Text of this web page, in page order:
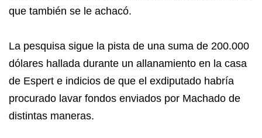
que también se le achacó.
La pesquisa sigue la pista de una suma de 200.000
dólares hallada durante un allanamiento en la casa
de Espert e indicios de que el exdiputado habría
procurado lavar fondos enviados por Machado de
distintas maneras.